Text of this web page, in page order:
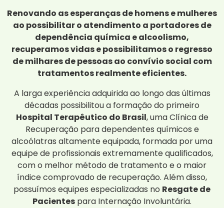
Renovando as esperanças de homens e mulheres
ao possibilitar o atendimento a portadores de
dependência química e alcoolismo,
recuperamos vidas e possibilitamos o regresso
de milhares de pessoas ao convívio social com
tratamentos realmente eficientes.
A larga experiência adquirida ao longo das últimas
décadas possibilitou a formação do primeiro
Hospital Terapêutico do Brasil, uma Clínica de
Recuperação para dependentes químicos e
alcoólatras altamente equipada, formada por uma
equipe de profissionais extremamente qualificados,
com o melhor método de tratamento e o maior
índice comprovado de recuperação. Além disso,
possuímos equipes especializadas no Resgate de
Pacientes para Internação Involuntária.